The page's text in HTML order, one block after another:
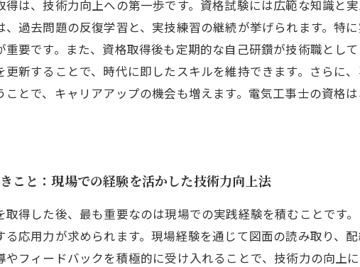
得は、技術力向上への第一歩です。資格試験には広範な知識と
、過去問題の反復学習と、実技練習の継続が挙げられます。特
重要です。また、資格取得後も定期的な自己研鑽が技術職とし
更新することで、時代に即したスキルを維持できます。さらに
ことで、キャリアアップの機会も増えます。電気工事士の資格
こと：現場での経験を活かした技術力向上法
取得した後、最も重要なのは現場での実践経験を積むことです
る応用力が求められます。現場経験を通じて図面の読み取り、
やフィードバックを積極的に受け入れることで、技術力の向上